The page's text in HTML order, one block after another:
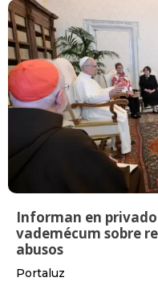
Informan en privado
vademécum sobre
abusos
Portaluz